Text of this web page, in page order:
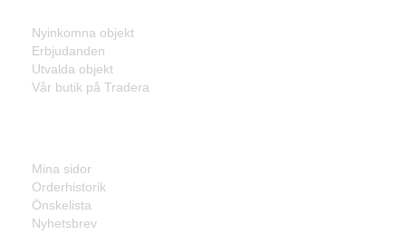
Nyinkomna objekt
Erbjudanden
Utvalda objekt
Vår butik på Tradera
Mina sidor
Orderhistorik
Önskelista
Nyhetsbrev